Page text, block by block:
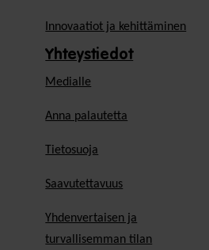
Innovaatiot ja kehittäminen
Yhteystiedot
Medialle
Anna palautetta
Tietosuoja
Saavutettavuus
Yhdenvertaisen ja
turvallisemman tilan